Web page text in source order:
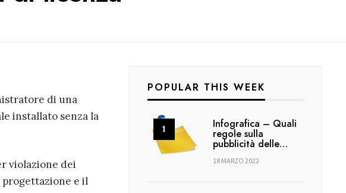
di una
installato senza la
violazione dei
e il
POPULAR THIS WEEK
Infografica – Quali
regole sulla
pubblicità delle…
18 MARZO 2022